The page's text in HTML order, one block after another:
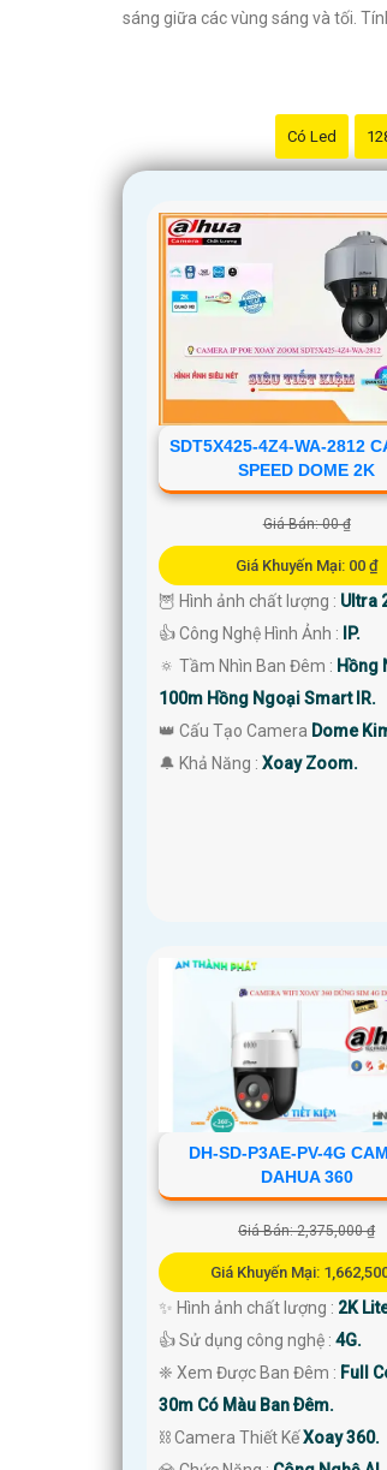
sáng giữa các vùng sáng và tối.
Có Led
SDT5X425-4Z4-WA-2812
SPEED DOME 2K
Giá Bán: 00 ₫
Giá Khuyến Mại: 00 ₫
🦉 Hình ảnh chất lượng : Ultra
👍 Công Nghệ Hình Ảnh :
IP.
🔅 Tầm Nhìn Ban Đêm : Hồng
100m Hồng Ngoại Smart IR.
👑 Cấu Tạo Camera Dome
️🔔 Khả Năng : Xoay Zoom.
DH-SD-P3AE-PV-4G
DAHUA 360
Giá Bán: 2,375,000 ₫
Giá Khuyến Mại:
✨ Hình ảnh chất lượng : 2K
👍 Sử dụng công nghệ : 4G.
❈ Xem Được Ban Đêm : Full
30m Có Màu Ban Ðêm.
⛓ Camera Thiết KếXoay 360.